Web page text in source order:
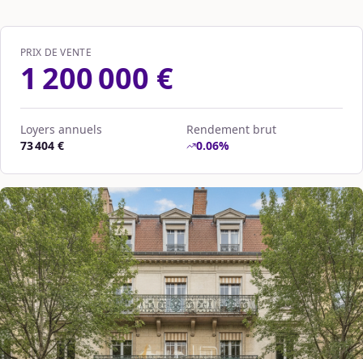
PRIX DE VENTE
1 200 000 €
Loyers annuels
73 404 €
Rendement brut
0.06%